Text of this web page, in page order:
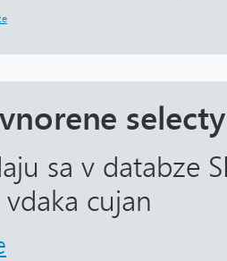
selecty
sa v databze
vdaka cujan